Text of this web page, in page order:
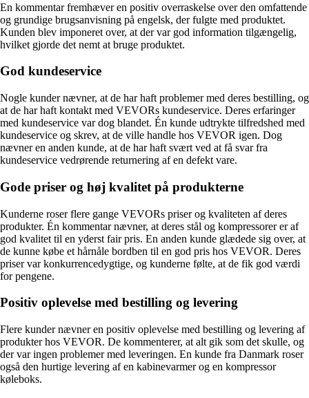
En kommentar fremhæver en positiv overraskelse over den omfattende
og grundige brugsanvisning på engelsk, der fulgte med produktet.
Kunden blev imponeret over, at der var god information tilgængelig,
hvilket gjorde det nemt at bruge produktet.
God kundeservice
Nogle kunder nævner, at de har haft problemer med deres bestilling, og
at de har haft kontakt med VEVORs kundeservice. Deres erfaringer
med kundeservice var dog blandet. Én kunde udtrykte tilfredshed med
kundeservice og skrev, at de ville handle hos VEVOR igen. Dog
nævner en anden kunde, at de har haft svært ved at få svar fra
kundeservice vedrørende returnering af en defekt vare.
Gode priser og høj kvalitet på produkterne
Kunderne roser flere gange VEVORs priser og kvaliteten af deres
produkter. Én kommentar nævner, at deres stål og kompressorer er af
god kvalitet til en yderst fair pris. En anden kunde glædede sig over, at
de kunne købe et hårnåle bordben til en god pris hos VEVOR. Deres
priser var konkurrencedygtige, og kunderne følte, at de fik god værdi
for pengene.
Positiv oplevelse med bestilling og levering
Flere kunder nævner en positiv oplevelse med bestilling og levering af
produkter hos VEVOR. De kommenterer, at alt gik som det skulle, og
der var ingen problemer med leveringen. En kunde fra Danmark roser
også den hurtige levering af en kabinevarmer og en kompressor
køleboks.